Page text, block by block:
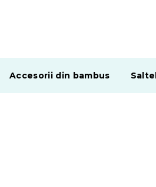
Accesorii din bambus